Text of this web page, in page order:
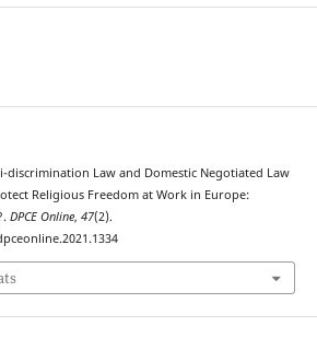
discrimination Law and Domestic Negotiated Law
Religious Freedom at Work in Europe:
DPCE Online, 47(2).